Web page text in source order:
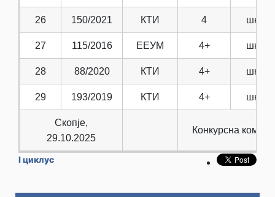
26 150/2021 КТИ 4 школ.
27 115/2016 ЕЕУМ 4+ школ.
28 88/2020 КТИ 4+ школ.
29 193/2019 КТИ 4+ школ.
Скопје,
29.10.2025
Конкурсна
I циклус